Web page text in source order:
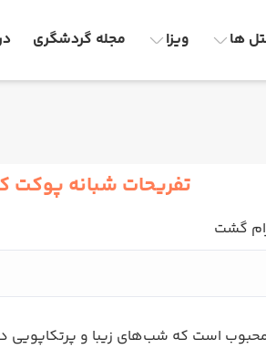
ها ویزا مجله گردشگری
تفریحات شبانه پوکت
گشت
است که شب‌های زیبا و پرتکاپویی